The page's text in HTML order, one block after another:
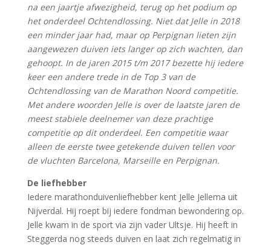
na een jaartje afwezigheid, terug op het podium op
het onderdeel Ochtendlossing. Niet dat Jelle in 2018
een minder jaar had, maar op Perpignan lieten zijn
aangewezen duiven iets langer op zich wachten, dan
gehoopt. In de jaren 2015 t/m 2017 bezette hij iedere
keer een andere trede in de Top 3 van de
Ochtendlossing van de Marathon Noord competitie.
Met andere woorden Jelle is over de laatste jaren de
meest stabiele deelnemer van deze prachtige
competitie op dit onderdeel. Een competitie waar
alleen de eerste twee getekende duiven tellen voor
de vluchten Barcelona, Marseille en Perpignan.
De liefhebber
Iedere marathonduivenliefhebber kent Jelle Jellema uit
Nijverdal. Hij roept bij iedere fondman bewondering op.
Jelle kwam in de sport via zijn vader Ultsje. Hij heeft in
Steggerda nog steeds duiven en laat zich regelmatig in